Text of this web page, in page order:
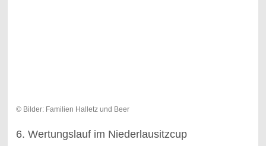
© Bilder: Familien Halletz und Beer
6. Wertungslauf im Niederlausitzcup